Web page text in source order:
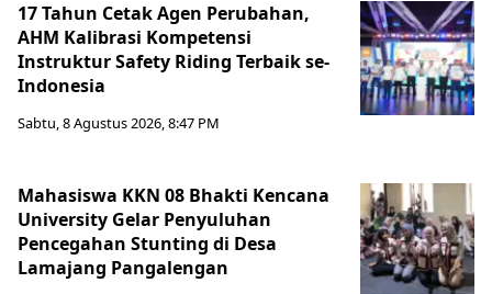
17 Tahun Cetak Agen Perubahan,
AHM Kalibrasi Kompetensi
Instruktur Safety Riding Terbaik se-
Indonesia
Sabtu, 8 Agustus 2026, 8:47 PM
Mahasiswa KKN 08 Bhakti Kencana
University Gelar Penyuluhan
Pencegahan Stunting di Desa
Lamajang Pangalengan